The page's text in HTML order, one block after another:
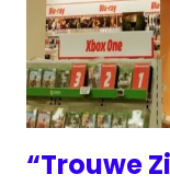
“Trouwe